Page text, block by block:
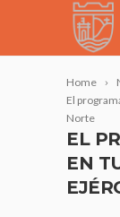
Home
El
Norte
EL
EN